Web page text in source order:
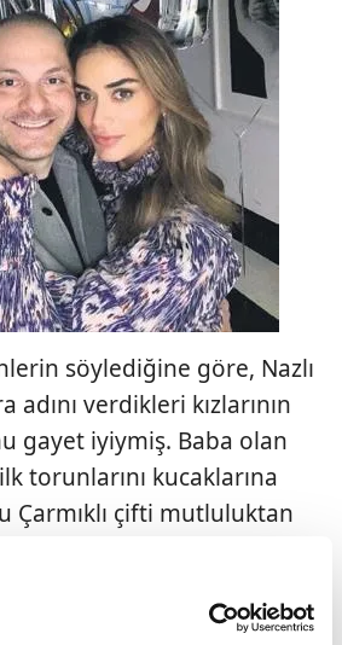
söylediğine göre, Nazlı
adını verdikleri kızlarının
gayet iyiymiş. Baba olan
torunlarını kucaklarına
Çarmıklı çifti mutluluktan